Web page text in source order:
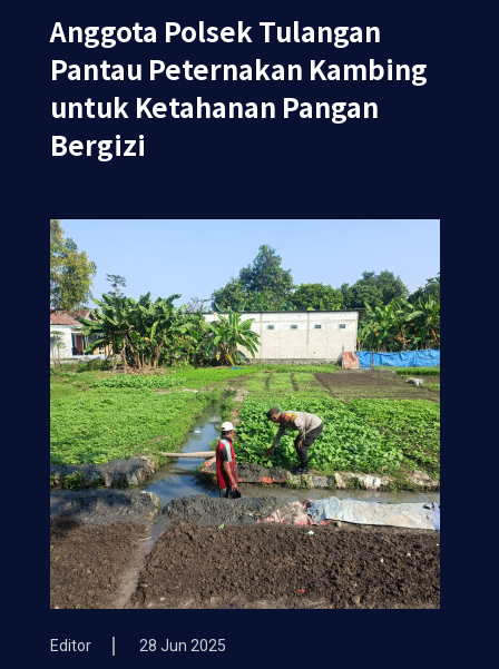
Anggota Polsek Tulangan
Pantau Peternakan Kambing
untuk Ketahanan Pangan
Bergizi
Editor 28 Jun 2025